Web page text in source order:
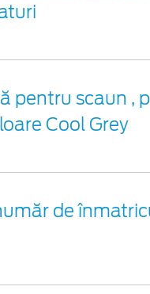
pentru scaun ,
Cool Grey
de